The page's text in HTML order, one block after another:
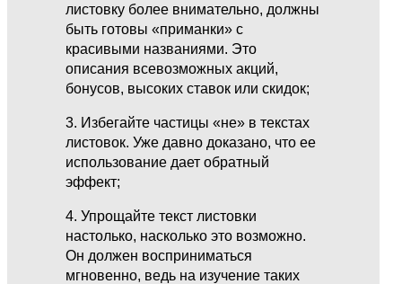
листовку более внимательно, должны
быть готовы «приманки» с
красивыми названиями. Это
описания всевозможных акций,
бонусов, высоких ставок или скидок;
3. Избегайте частицы «не» в текстах
листовок. Уже давно доказано, что ее
использование дает обратный
эффект;
4. Упрощайте текст листовки
настолько, насколько это возможно.
Он должен восприниматься
мгновенно, ведь на изучение таких